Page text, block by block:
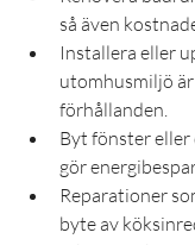
så även
Installera eller
utomhusmiljö
förhållanden.
Byt fönster
gör
Reparationer
byte av